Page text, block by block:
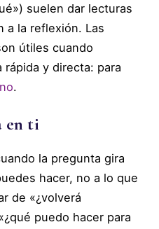
suelen dar lecturas
a la reflexión. Las
útiles cuando
y directa: para
.
en ti
la pregunta gira
hacer, no a lo que
de «¿volverá
puedo hacer para